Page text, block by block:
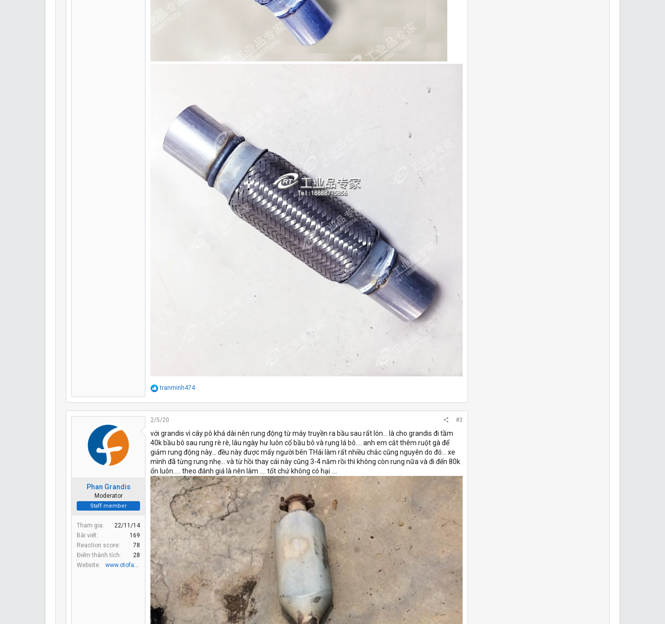
R
a
c
t
o
n
s
:
tranminh474
Phan Grandis
Moderator
Staff member
Tham gia
22/11/14
Bài viết
169
Reaction score
78
Điểm thành tích
28
Website
www.otofan.net
2/5/20 #3
với grandis vì cây pô khá dài nên rung động từ máy truyền ra bầu sau rất lón... là cho grandis đi tầm
40k bầu bô sau rung rè rè, lâu ngày hư luôn cổ bầu bô và rụng lá bô.... anh em cắt thêm ruột gà để
giảm rung động này... đều này được mấy người bên THái làm rất nhiều chắc cũng nguyên do đó... xe
mình đã từng rung nhẹ... và từ hồi thay cái này cũng 3-4 năm rồi thì không còn rung nữa và đi đến 80k
ổn luôn..... theo đánh giá là nên làm .... tốt chứ không có hại ....